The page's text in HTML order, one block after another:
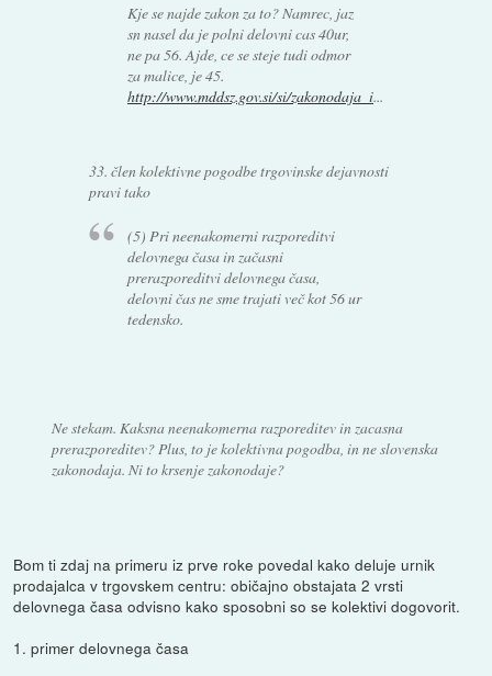
Kje se najde zakon za to? Namrec, jaz
sn nasel da je polni delovni cas 40ur,
ne pa 56. Ajde, ce se steje tudi odmor
za malice, je 45.
http://www.mddsz.gov.si/si/zakonodaja_i...
33. člen kolektivne pogodbe trgovinske dejavnosti
pravi tako
(5) Pri neenakomerni razporeditvi
delovnega časa in začasni
prerazporeditvi delovnega časa,
delovni čas ne sme trajati več kot 56 ur
tedensko.
Ne stekam. Kaksna neenakomerna razporeditev in zacasna
prerazporeditev? Plus, to je kolektivna pogodba, in ne slovenska
zakonodaja. Ni to krsenje zakonodaje?
Bom ti zdaj na primeru iz prve roke povedal kako deluje urnik
prodajalca v trgovskem centru: običajno obstajata 2 vrsti
delovnega časa odvisno kako sposobni so se kolektivi dogovorit.
1. primer delovnega časa